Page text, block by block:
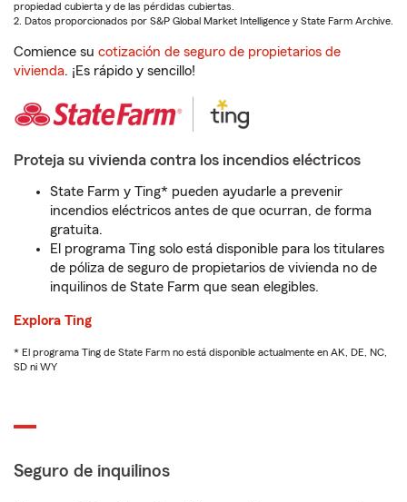
propiedad cubierta y de las pérdidas cubiertas.
2. Datos proporcionados por S&P Global Market Intelligence y State Farm Archive.
Comience su cotización de seguro de propietarios de
vivienda. ¡Es rápido y sencillo!
Proteja su vivienda contra los incendios eléctricos
State Farm y Ting* pueden ayudarle a prevenir
incendios eléctricos antes de que ocurran, de forma
gratuita.
El programa Ting solo está disponible para los titulares
de póliza de seguro de propietarios de vivienda no de
inquilinos de State Farm que sean elegibles.
Explora Ting
* El programa Ting de State Farm no está disponible actualmente en AK, DE, NC,
SD ni WY
Seguro de inquilinos